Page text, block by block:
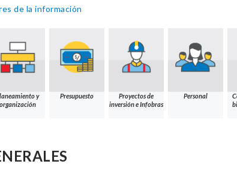
de la información
y
organización
Presupuesto
Proyectos de
inversión e Infobras
Personal